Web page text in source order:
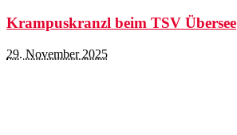
Krampuskranzl beim TSV Übersee
29. November 2025